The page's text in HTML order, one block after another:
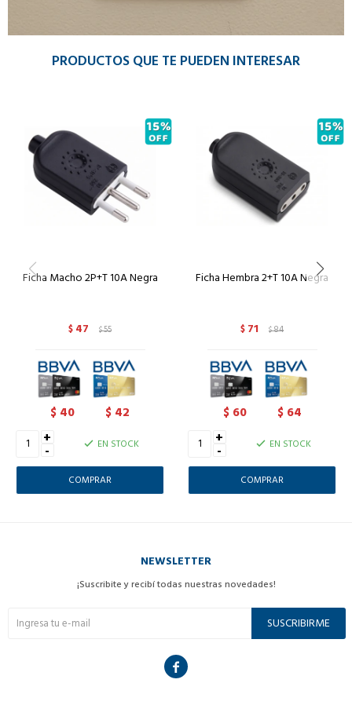
PRODUCTOS QUE TE PUEDEN INTERESAR
Ficha Macho 2P+T 10A Negra
$ 47 $55
$ 40 $ 42
+
- EN STOCK
Ficha Hembra 2+T 10A Negra
$ 71 $84
$ 60 $ 64
+
- EN STOCK
NEWSLETTER
¡Suscribite y recibí todas nuestras novedades!
SUSCRIBIRME
